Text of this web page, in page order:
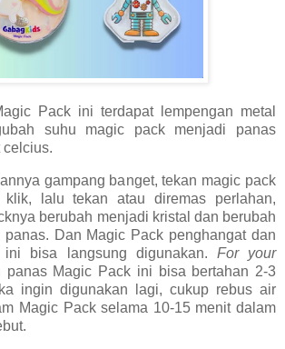
Pack ini terdapat lempengan metal
suhu magic pack menjadi panas
celcius.
gampang banget, tekan magic pack
klik, lalu tekan atau diremas perlahan,
berubah menjadi kristal dan berubah
Dan Magic Pack penghangat dan
ini bisa langsung digunakan. For your
panas Magic Pack ini bisa bertahan 2-3
ingin digunakan lagi, cukup rebus air
Magic Pack selama 10-15 menit dalam